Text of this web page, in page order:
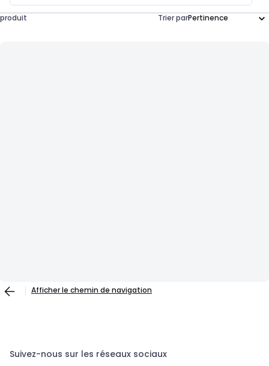
produit Trier par
Afficher le chemin de navigation
Suivez-nous sur les réseaux sociaux